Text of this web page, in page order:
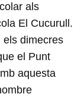
als
El Cucurull.
els dimecres
el Punt
aquesta